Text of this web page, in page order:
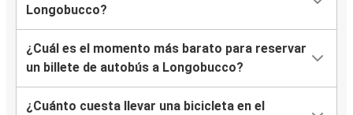
Longobucco?
¿Cuál es el momento más barato para reservar
un billete de autobús a Longobucco?
¿Cuánto cuesta llevar una bicicleta en el